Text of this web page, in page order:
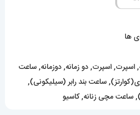
ها
,اسپرت,اسپرت,دو زمانه,دوزمانه,ساعت
,ساعت بند رابر (سیلیکونی),
,ساعت مچی زنانه,کاسیو